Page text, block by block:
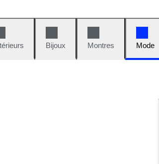
Bijoux Montres Mode